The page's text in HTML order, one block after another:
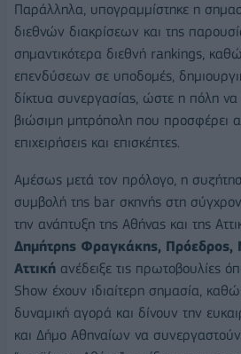
Παράλληλα, υπογραμμίστηκε η
διεθνών διακρίσεων και της
σημαντικότερα διεθνή rankings,
επενδύσεων σε υποδομές,
δίκτυα συνεργασίας, ώστε η πόλη να
βιώσιμη μητρόπολη που προσφέρει
επιχειρήσεις και επισκέπτες.
Αμέσως μετά τον πρόλογο, η
συμβολή της bar σκηνής στη
την ανάπτυξη της Αθήνας και της
Δημήτρης Φραγκάκης, Πρόεδρος,
Αττική ανέδειξε τις πρωτοβουλίες
Show έχουν ιδιαίτερη σημασία,
δυναμική αγορά και δίνουν την
και Δήμο Αθηναίων να